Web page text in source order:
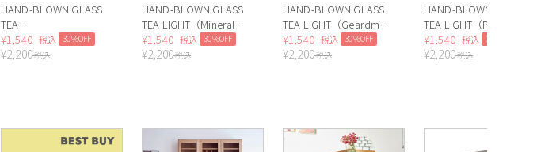
HAND-BLOWN GLASS
TEA
LIGHT（RoseBeige） *
¥1,540 税込 30%OFF
¥2,200税込
HAND-BLOWN GLASS
TEA LIGHT（Mineral
Blue） *
¥1,540 税込 30%OFF
¥2,200税込
HAND-BLOWN GLASS
TEA LIGHT（Geardman
Red） *
¥1,540 税込 30%OFF
¥2,200税込
HAND-BLOWN GLASS
TEA LIGHT（Peacock
Green） *
¥1,540 税込 30%OFF
¥2,200税込